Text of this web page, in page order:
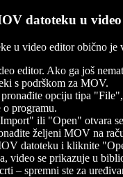
datoteku u
u video editor obično je
editor. Ako ga još
s podrškom za MOV.
opciju tipa
programu.
ili "Open" otvara
željeni MOV na
datoteku i kliknite
video se prikazuje u
– spremni ste za